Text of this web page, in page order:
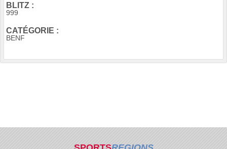
BLITZ :
999
CATÉGORIE :
BENF